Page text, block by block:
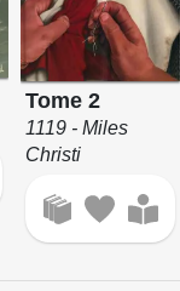
Tome 2
1119 - Miles
Christi